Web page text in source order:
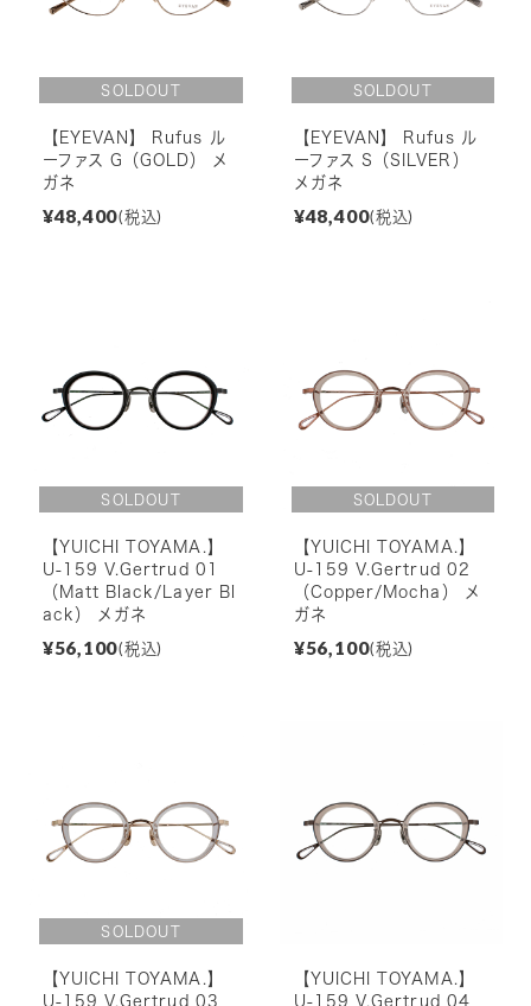
【EYEVAN】 Rufus ル
ーファス G（GOLD） メ
ガネ
¥48,400(税込)
【EYEVAN】 Rufus ル
ーファス S（SILVER）
メガネ
¥48,400(税込)
【YUICHI TOYAMA.】
U-159 V.Gertrud 01
（Matt Black/Layer Bl
ack） メガネ
¥56,100(税込)
【YUICHI TOYAMA.】
U-159 V.Gertrud 02
（Copper/Mocha） メ
ガネ
¥56,100(税込)
【YUICHI TOYAMA.】
U-159 V.Gertrud 03
【YUICHI TOYAMA.】
U-159 V.Gertrud 04